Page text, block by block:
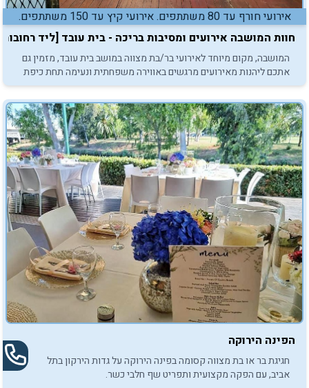
אירועי חורף עד 80 משתתפים. אירועי קיץ עד 150 משתתפים.
חוות המושבה אירועים ומסיבות בריכה - בית עובד [ליד
המושבה, מקום מיוחד לאירועי בר/בת מצווה במושב בית עובד, מזמין גם
אתכם ליהנות מאירועים מרגשים באווירה משפחתית ונעימה תחת כיפת
השמיים.
הפינה הירוקה
חגיגת בר או בת מצווה קסומה בפינה הירוקה על גדות הירקון בתל
אביב, עם הפקה מקצועית ותפריט שף חלבי כשר.